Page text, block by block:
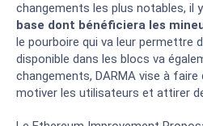
changements les plus notables, il
base dont bénéficiera les
le pourboire qui va leur permettre
disponible dans les blocs va
changements, DARMA vise à faire
motiver les utilisateurs et attirer